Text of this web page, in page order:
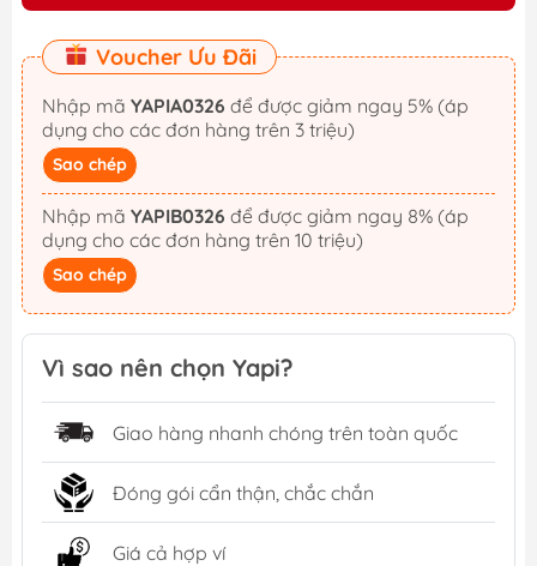
Voucher Ưu Đãi
Nhập mã YAPIA0326
dụng cho các đơn hàng trên 3 triệu)
Sao chép
Nhập mã YAPIB0326
dụng cho các đơn hàng trên 10 triệu)
Sao chép
Vì sao nên chọn Yapi?
Giao hàng nhanh chóng trên toàn quốc
Đóng gói cẩn thận, chắc chắn
Giá cả hợp ví